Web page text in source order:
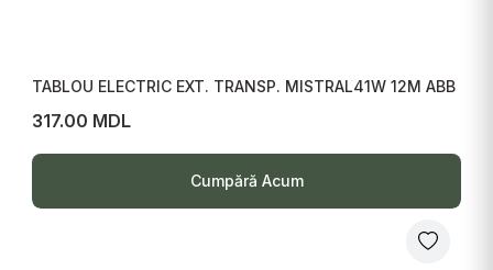
TABLOU ELECTRIC EXT. TRANSP. MISTRAL41W 12M ABB
317.00 MDL
Cumpără Acum